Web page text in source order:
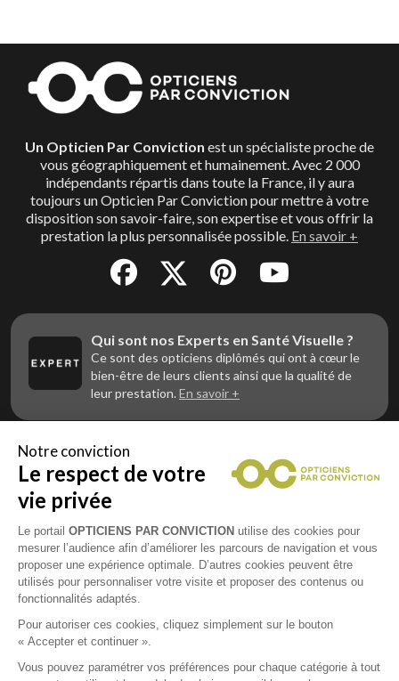
Un Opticien Par Conviction est un spécialiste proche de
vous géographiquement et humainement. Avec 2 000
indépendants répartis dans toute la France, il y aura
toujours un Opticien Par Conviction pour mettre à votre
disposition son savoir-faire, son expertise et vous offrir la
prestation la plus personnalisée possible. En savoir +
Qui sont nos Experts en Santé Visuelle ?
Ce sont des opticiens diplômés qui ont à cœur le
bien-être de leurs clients ainsi que la qualité de
leur prestation. En savoir +
Vous êtes un professionnel de la vue et
vous souhaitez nous rejoindre ?
Contactez Alliance Optic, la centrale d’achats et
d’accompagnement des opticiens indépendants
Notre conviction
Le respect de votre
vie privée
Le portail OPTICIENS PAR CONVICTION utilise des cookies pour
mesurer l’audience afin d’améliorer les parcours de navigation et vous
proposer une expérience optimale. D’autres cookies peuvent être
utilisés pour personnaliser votre visite et proposer des contenus ou
fonctionnalités adaptés.
Pour autoriser ces cookies, cliquez simplement sur le bouton
« Accepter et continuer ».
Vous pouvez paramétrer vos préférences pour chaque catégorie à tout